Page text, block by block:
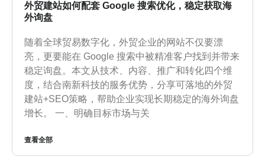
外贸建站如何配套 Google 搜索优化，稳定获取海
外询盘
随着全球贸易数字化，外贸企业的网站不仅要漂
亮，更要能在 Google 搜索中被精准客户找到并带来
稳定询盘。本文从技术、内容、推广和转化四个维
度，结合南新科技的服务优势，分享可落地的外贸
建站+SEO策略，帮助企业实现长期稳定的海外询盘
增长。 一、明确目标市场与关
查看全部